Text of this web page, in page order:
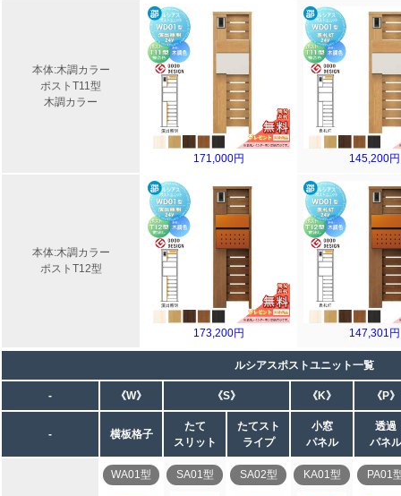
本体:木調カラー
ポストT11型
木調カラー
171,000円 145,200円
本体:木調カラー
ポストT12型
173,200円 147,301円
ルシアスポストユニット一覧
- 《W》 《S》 《K》 《P》
- 横板格子
たて
スリット
たてスト
ライプ
小窓
パネル
透過
パネル
WA01型 SA01型 SA02型 KA01型 PA01